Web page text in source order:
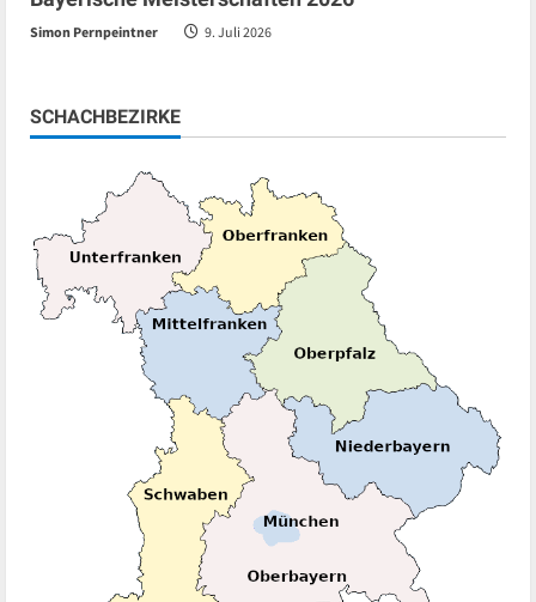
Simon Pernpeintner 9. Juli 2026
SCHACHBEZIRKE